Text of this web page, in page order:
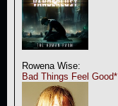
Rowena Wise:
Bad Things Feel Good*